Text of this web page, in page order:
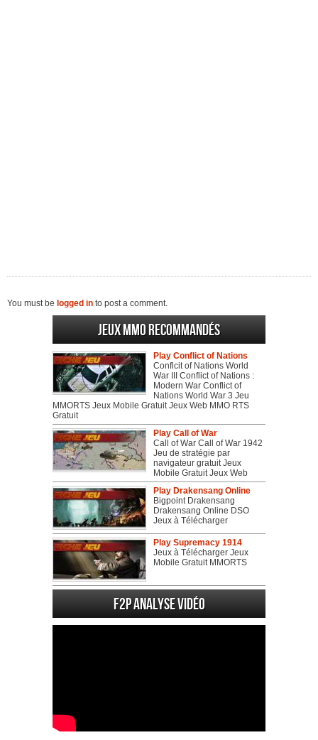
You must be logged in to post a comment.
Jeux MMO recommandés
Play Conflict of Nations
Conflcit of Nations World
War III Conflict of Nations :
Modern War Conflict of
Nations World War 3 Jeu
MMORTS Jeux Mobile Gratuit Jeux Web MMO RTS
Gratuit
Play Call of War
Call of War Call of War 1942
Jeu de stratégie par
navigateur gratuit Jeux
Mobile Gratuit Jeux Web
Play Drakensang Online
Bigpoint Drakensang
Drakensang Online DSO
Jeux à Télécharger
Play Supremacy 1914
Jeux à Télécharger Jeux
Mobile Gratuit MMORTS
F2P Analyse vidéo